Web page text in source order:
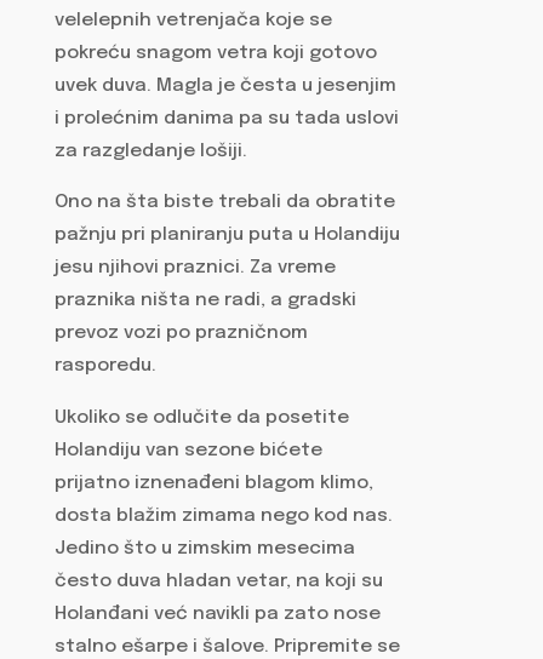
velelepnih vetrenjača koje se
pokreću snagom vetra koji gotovo
uvek duva. Magla je česta u jesenjim
i prolećnim danima pa su tada uslovi
za razgledanje lošiji.
Ono na šta biste trebali da obratite
pažnju pri planiranju puta u Holandiju
jesu njihovi praznici. Za vreme
praznika ništa ne radi, a gradski
prevoz vozi po prazničnom
rasporedu.
Ukoliko se odlučite da posetite
Holandiju van sezone bićete
prijatno iznenađeni blagom klimo,
dosta blažim zimama nego kod nas.
Jedino što u zimskim mesecima
često duva hladan vetar, na koji su
Holanđani već navikli pa zato nose
stalno ešarpe i šalove. Pripremite se